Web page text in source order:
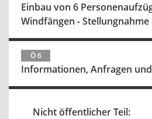
Einbau von 6
Windfängen -
Ö 6
Informationen, Anfragen
Nicht öffentlicher Teil: